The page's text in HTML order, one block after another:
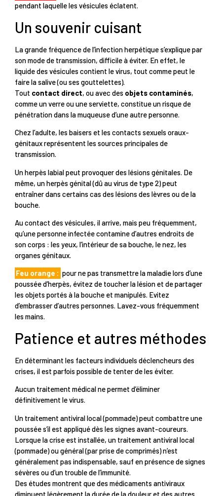
pendant laquelle les vésicules éclatent.
Un souvenir cuisant
La grande fréquence de l’infection herpétique s’explique par
son mode de transmission, difficile à éviter. En effet, le
liquide des vésicules contient le virus, tout comme peut le
faire la salive (ou ses gouttelettes).
Tout contact direct, ou avec des objets contaminés,
comme un verre ou une serviette, constitue un risque de
pénétration dans la muqueuse d’une autre personne.
Chez l’adulte, les baisers et les contacts sexuels oraux-
génitaux représentent les sources principales de
transmission.
Un herpès labial peut provoquer des lésions génitales. De
même, un herpès génital (dû au virus de type 2) peut
entraîner dans certains cas des lésions des lèvres ou de la
bouche.
Au contact des vésicules, il arrive, mais peu fréquemment,
qu’une personne infectée contamine d’autres endroits de
son corps : les yeux, l’intérieur de sa bouche, le nez, les
organes génitaux.
Feu orange : pour ne pas transmettre la maladie lors d’une
poussée d’herpès, évitez de toucher la lésion et de partager
les objets portés à la bouche et manipulés. Evitez
d’embrasser d’autres personnes. Lavez-vous fréquemment
les mains.
Patience et autres méthodes
En déterminant les facteurs individuels déclencheurs des
crises, il est parfois possible de tenter de les éviter.
Aucun traitement médical ne permet d’éliminer
définitivement le virus.
Un traitement antiviral local (pommade) peut combattre une
poussée s’il est appliqué dès les signes avant-coureurs.
Lorsque la crise est installée, un traitement antiviral local
(pommade) ou général (par prise de comprimés) n’est
généralement pas indispensable, sauf en présence de signes
sévères ou d’un trouble de l’immunité.
Des études montrent que des médicaments antiviraux
diminuent légèrement la durée de la douleur et des autres